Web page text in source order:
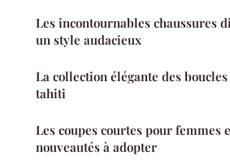
Les incontournables chaussures
un style audacieux
La collection élégante des
tahiti
Les coupes courtes pour femmes
nouveautés à adopter